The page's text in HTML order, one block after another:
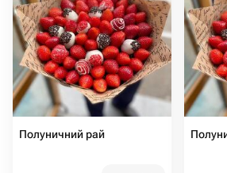
Полуничний рай